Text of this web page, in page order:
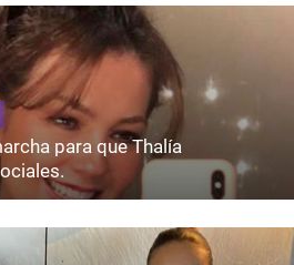
para que Thalía